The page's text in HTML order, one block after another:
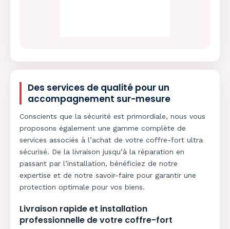
Des services de qualité pour un
accompagnement sur-mesure
Conscients que la sécurité est primordiale, nous vous
proposons également une gamme complète de
services associés à l’achat de votre coffre-fort ultra
sécurisé. De la livraison jusqu’à la réparation en
passant par l’installation, bénéficiez de notre
expertise et de notre savoir-faire pour garantir une
protection optimale pour vos biens.
Livraison rapide et installation
professionnelle de votre coffre-fort